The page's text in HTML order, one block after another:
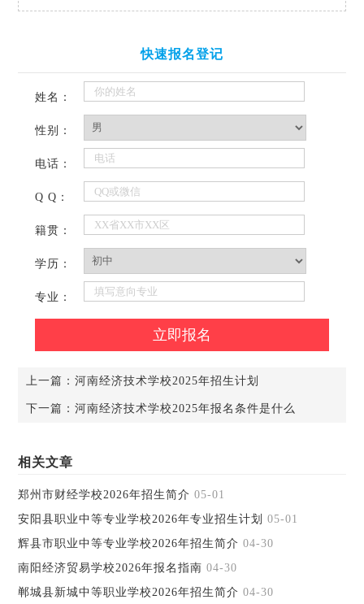
快速报名登记
姓名：
性别：
电话：
Q Q：
籍贯：
学历：
专业：
上一篇：河南经济技术学校2025年招生计划
下一篇：河南经济技术学校2025年报名条件是什么
相关文章
郑州市财经学校2026年招生简介 05-01
安阳县职业中等专业学校2026年专业招生计划
05-01
辉县市职业中等专业学校2026年招生简介 04-30
南阳经济贸易学校2026年报名指南 04-30
郸城县新城中等职业学校2026年招生简介 04-30